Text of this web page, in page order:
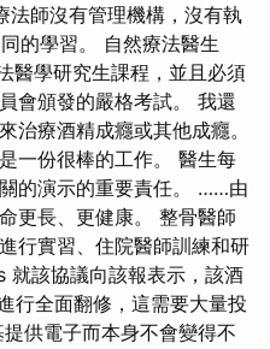
師沒有管理機構，沒有執
的學習。 自然療法醫生
醫學研究生課程，並且必須
會頒發的嚴格考試。 我還
治療酒精成癮或其他成癮。
一份很棒的工作。 醫生每
的演示的重要責任。 ……由
更長、更健康。 整骨醫師
行實習、住院醫師訓練和研
就該協議向該報表示，該酒
行全面翻修，這需要大量投
供電子而本身不會變得不